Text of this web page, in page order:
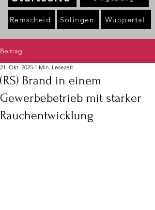
Remscheid Solingen Wuppertal
Beitrag
(RS) Brand in einem
Gewerbebetrieb mit starker
Rauchentwicklung
21. Okt. 2025 1 Min. Lesezeit